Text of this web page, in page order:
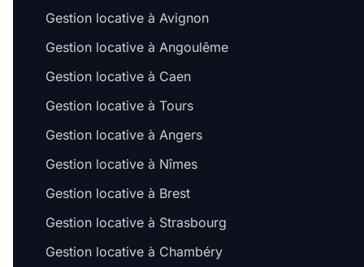
Gestion locative à Avignon
Gestion locative à Angoulême
Gestion locative à Caen
Gestion locative à Tours
Gestion locative à Angers
Gestion locative à Nîmes
Gestion locative à Brest
Gestion locative à Strasbourg
Gestion locative à Chambéry